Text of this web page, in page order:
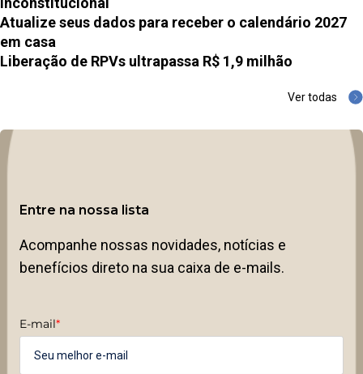
Atualize seus dados para receber o calendário 2027
em casa
Liberação de RPVs ultrapassa R$ 1,9 milhão
Ver todas
Entre na nossa lista
Acompanhe nossas novidades, notícias e
benefícios direto na sua caixa de e-mails.
E-mail*